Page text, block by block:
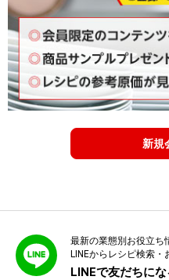
新規
最新の業態別お役立ち
LINEからレシピ検索・
LINEで友だちにな